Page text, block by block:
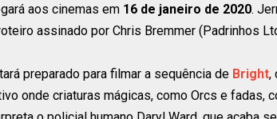
aos cinemas em 16 de janeiro de 2020.
assinado por Chris Bremmer (Padrinhos
preparado para filmar a sequência de Bright,
onde criaturas mágicas, como Orcs e fadas,